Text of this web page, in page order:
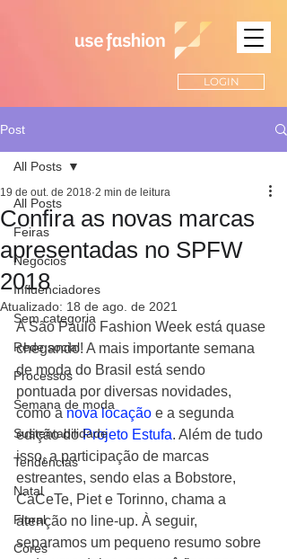
LOGIN
Post
All Posts
Feiras
Negócios
Influenciadores
Sem categoria
Rede social
Processos
Semana de moda
Sustentabilidade
Tendências
Natal
Floral
Cores
All Posts
Confira as novas marcas
apresentadas no SPFW
2018
19 de out. de 2018 2 min de leitura
Atualizado: 18 de ago. de 2021
A São Paulo Fashion Week está quase
chegando! A mais importante semana
de moda do Brasil está sendo
pontuada por diversas novidades,
como a nova locação e a segunda
edição do Projeto Estufa. Além de tudo
isso, a participação de marcas
estreantes, sendo elas a Bobstore,
CaCeTe, Piet e Torinno, chama a
atenção no line-up. À seguir,
separamos um pequeno resumo sobre